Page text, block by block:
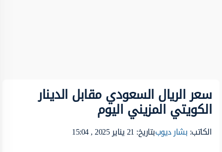
سعر الريال السعودي مقابل الدينار
الكويتي المزيني اليوم
الكاتب:بشار ديوببتاريخ: 21 يناير 2025 , 15:04